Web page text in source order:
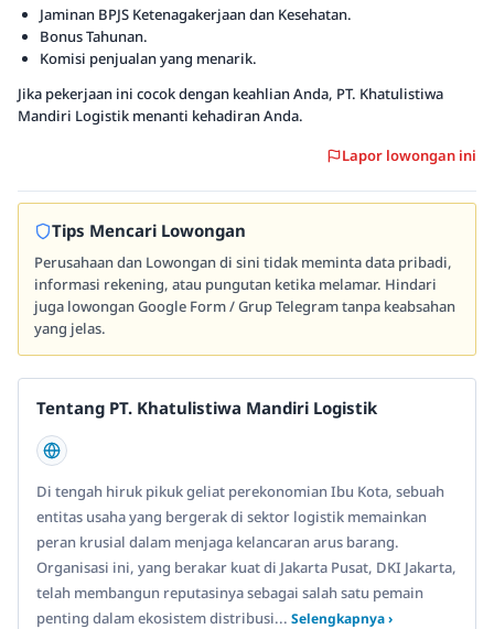
Jaminan BPJS Ketenagakerjaan dan Kesehatan.
Bonus Tahunan.
Komisi penjualan yang menarik.
Jika pekerjaan ini cocok dengan keahlian Anda, PT. Khatulistiwa
Mandiri Logistik menanti kehadiran Anda.
Lapor lowongan ini
Tips Mencari Lowongan
Perusahaan dan Lowongan di sini tidak meminta data pribadi,
informasi rekening, atau pungutan ketika melamar. Hindari
juga lowongan Google Form / Grup Telegram tanpa keabsahan
yang jelas.
Tentang PT. Khatulistiwa Mandiri Logistik
Di tengah hiruk pikuk geliat perekonomian Ibu Kota, sebuah
entitas usaha yang bergerak di sektor logistik memainkan
peran krusial dalam menjaga kelancaran arus barang.
Organisasi ini, yang berakar kuat di Jakarta Pusat, DKI Jakarta,
telah membangun reputasinya sebagai salah satu pemain
penting dalam ekosistem distribusi... Selengkapnya ›